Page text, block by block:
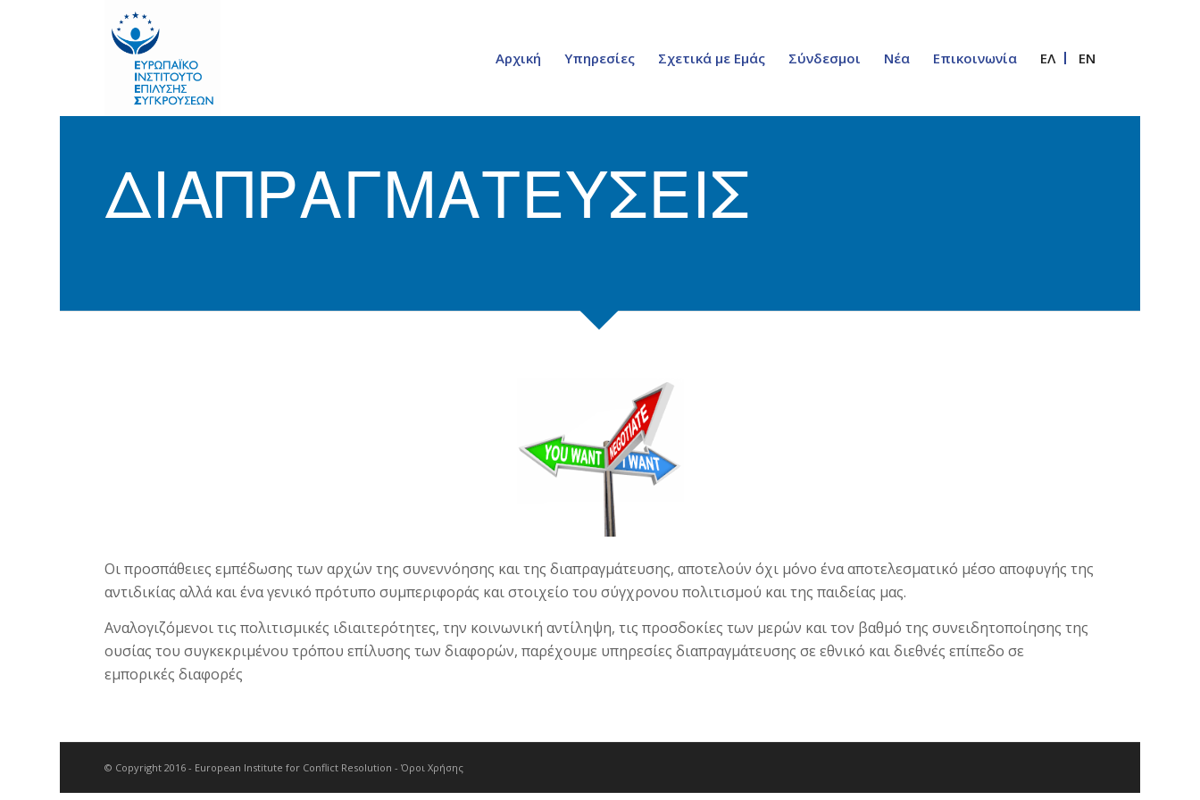
Αρχική Υπηρεσίες Σχετικά με Εμάς Σύνδεσμοι Νέα Επικοινωνία ΕΛ EN
ΔΙΑΠΡΑΓΜΑΤΕΥΣΕΙΣ
Oι προσπάθειες εμπέδωσης των αρχών της συνεννόησης και της διαπραγμάτευσης, αποτελούν όχι μόνο ένα αποτελεσματικό μέσο αποφυγής της
αντιδικίας αλλά και ένα γενικό πρότυπο συμπεριφοράς και στοιχείο του σύγχρονου πολιτισμού και της παιδείας μας.
Αναλογιζόμενοι τις πολιτισμικές ιδιαιτερότητες, την κοινωνική αντίληψη, τις προσδοκίες των μερών και τον βαθμό της συνειδητοποίησης της
ουσίας του συγκεκριμένου τρόπου επίλυσης των διαφορών, παρέχουμε υπηρεσίες διαπραγμάτευσης σε εθνικό και διεθνές επίπεδο σε
εμπορικές διαφορές
© Copyright 2016 - European Institute for Conflict Resolution -Όροι Χρήσης